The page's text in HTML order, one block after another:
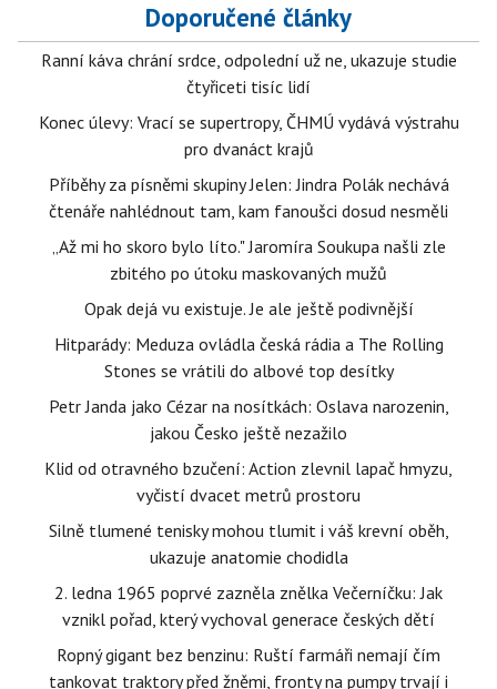
Doporučené články
Ranní káva chrání srdce, odpolední už ne, ukazuje studie
čtyřiceti tisíc lidí
Konec úlevy: Vrací se supertropy, ČHMÚ vydává výstrahu
pro dvanáct krajů
Příběhy za písněmi skupiny Jelen: Jindra Polák nechává
čtenáře nahlédnout tam, kam fanoušci dosud nesměli
„Až mi ho skoro bylo líto." Jaromíra Soukupa našli zle
zbitého po útoku maskovaných mužů
Opak dejá vu existuje. Je ale ještě podivnější
Hitparády: Meduza ovládla česká rádia a The Rolling
Stones se vrátili do albové top desítky
Petr Janda jako Cézar na nosítkách: Oslava narozenin,
jakou Česko ještě nezažilo
Klid od otravného bzučení: Action zlevnil lapač hmyzu,
vyčistí dvacet metrů prostoru
Silně tlumené tenisky mohou tlumit i váš krevní oběh,
ukazuje anatomie chodidla
2. ledna 1965 poprvé zazněla znělka Večerníčku: Jak
vznikl pořad, který vychoval generace českých dětí
Ropný gigant bez benzinu: Ruští farmáři nemají čím
tankovat traktory před žněmi, fronty na pumpy trvají i